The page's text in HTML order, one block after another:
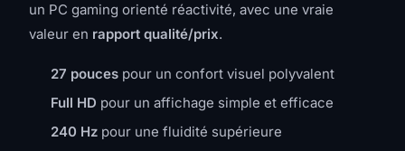
un PC gaming orienté réactivité, avec une vraie
valeur en rapport qualité/prix.
27 pouces pour un confort visuel polyvalent
Full HD pour un affichage simple et efficace
240 Hz pour une fluidité supérieure